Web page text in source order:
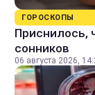
ГОРОСКОПЫ
Приснилось,
сонников
06 августа 2026,